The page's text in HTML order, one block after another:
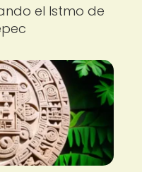
el Istmo de